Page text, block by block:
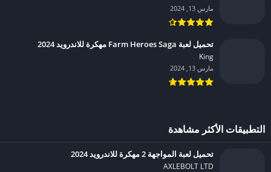
مارس 13, 2024
تحميل لعبة Farm Heroes Saga مهكرة للاندرويد 2024
King‏
مارس 13, 2024
التطبيقات الأكثر مشاهدة
تحميل لعبة المواجهة 2 مهكرة للاندرويد 2024
AXLEBOLT LTD‏